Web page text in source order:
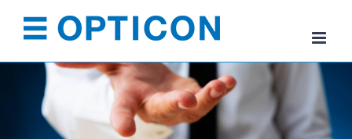
content